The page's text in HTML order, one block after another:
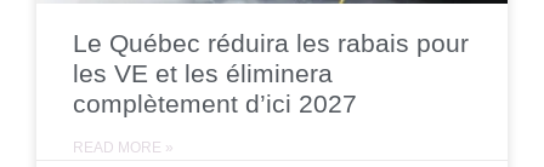
Le Québec réduira les rabais pour
les VE et les éliminera
complètement d’ici 2027
READ MORE »